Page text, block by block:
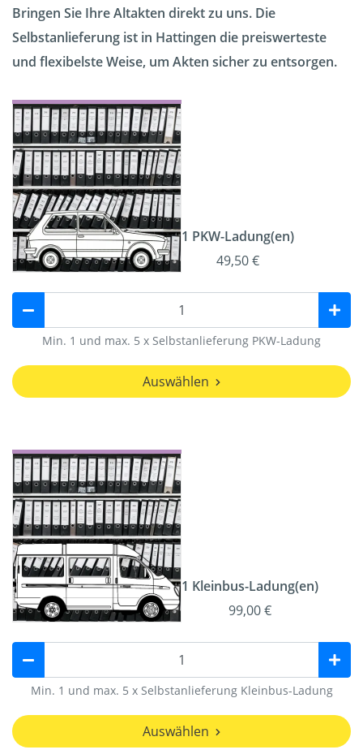
Bringen Sie Ihre Altakten direkt zu uns. Die
Selbstanlieferung ist in Hattingen die preiswerteste
und flexibelste Weise, um Akten sicher zu entsorgen.
1 PKW-Ladung(en)
49,50 €
Min. 1 und max. 5 x Selbstanlieferung PKW-Ladung
Auswählen
1 Kleinbus-Ladung(en)
99,00 €
Min. 1 und max. 5 x Selbstanlieferung Kleinbus-Ladung
Auswählen